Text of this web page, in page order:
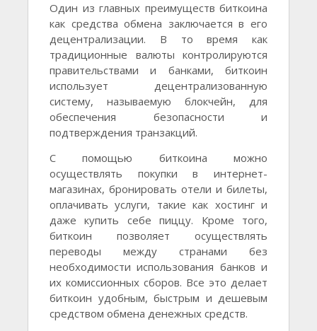
Один из главных преимуществ биткоина
как средства обмена заключается в его
децентрализации. В то время как
традиционные валюты контролируются
правительствами и банками, биткоин
использует децентрализованную
систему, называемую блокчейн, для
обеспечения безопасности и
подтверждения транзакций.
С помощью биткоина можно
осуществлять покупки в интернет-
магазинах, бронировать отели и билеты,
оплачивать услуги, такие как хостинг и
даже купить себе пиццу. Кроме того,
биткоин позволяет осуществлять
переводы между странами без
необходимости использования банков и
их комиссионных сборов. Все это делает
биткоин удобным, быстрым и дешевым
средством обмена денежных средств.